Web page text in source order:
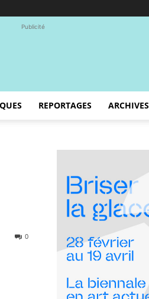
Publicité
REPORTAGES ARCHIVES
0